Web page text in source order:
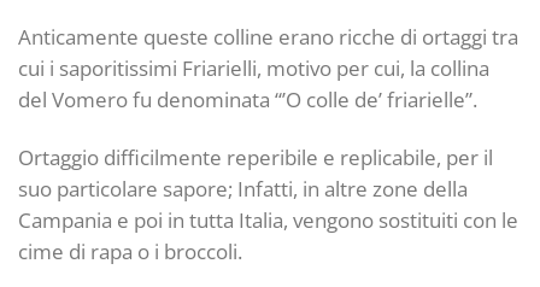
Anticamente queste colline erano ricche di ortaggi tra
cui i saporitissimi Friarielli, motivo per cui, la collina
del Vomero fu denominata “’O colle de’ friarielle”.
Ortaggio difficilmente reperibile e replicabile, per il
suo particolare sapore; Infatti, in altre zone della
Campania e poi in tutta Italia, vengono sostituiti con le
cime di rapa o i broccoli.